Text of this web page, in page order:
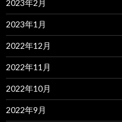
2023年2月
2023年1月
2022年12月
2022年11月
2022年10月
2022年9月